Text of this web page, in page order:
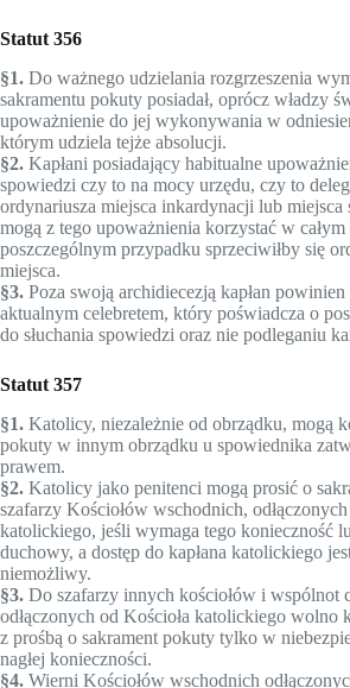
Statut 356
§1. Do ważnego udzielania rozgrzeszenia
sakramentu pokuty posiadał, oprócz władzy
upoważnienie do jej wykonywania w
którym udziela tejże absolucji.
§2. Kapłani posiadający habitualne
spowiedzi czy to na mocy urzędu, czy to
ordynariusza miejsca inkardynacji lub miejsca
mogą z tego upoważnienia korzystać w
poszczególnym przypadku sprzeciwiłby się
miejsca.
§3. Poza swoją archidiecezją kapłan
aktualnym celebretem, który poświadcza o
do słuchania spowiedzi oraz nie podleganiu
Statut 357
§1. Katolicy, niezależnie od obrządku, mogą
pokuty w innym obrządku u spowiednika
prawem.
§2. Katolicy jako penitenci mogą prosić o
szafarzy Kościołów wschodnich,
katolickiego, jeśli wymaga tego konieczność
duchowy, a dostęp do kapłana katolickiego
niemożliwy.
§3. Do szafarzy innych kościołów i wspólnot
odłączonych od Kościoła katolickiego wolno
z prośbą o sakrament pokuty tylko w
nagłej konieczności.
§4. Wierni Kościołów wschodnich